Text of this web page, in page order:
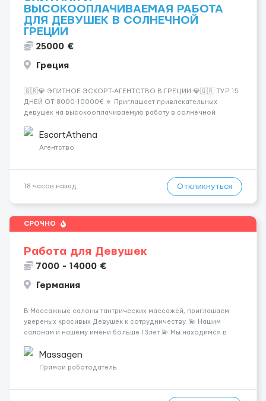
ВЫСОКООПЛАЧИВАЕМАЯ РАБОТА
ДЛЯ ДЕВУШЕК В СОЛНЕЧНОЙ
ГРЕЦИИ
25000 €
Греция
🇬🇷💎 ЭЛИТНОЕ ЭСКОРТ-АГЕНТСТВО В ГРЕЦИИ 💎🇬🇷 ТУР 15
ДНЕЙ ОТ 8000-10000€ 🔹 Приглашает привлекательных
девушек на высокооплачиваемую работу в солнечной
хорошие деньги 💶 — это предложение для тебя! 🔹
Требования: ✔️ Возраст от ...
EscortAthena
Агентство
18 часов назад Откликнуться
СРОЧНО
Работа для Девушек
7000 - 14000 €
Германия
В Массажные салоны тантрических массажей, приглашаем
увереных красивых Девушек к сотрудничеству. 💫 Нашим
салонам и нашему имени больше 13лет 💫 Мы находимся в
заработная плата 💚Мы гарантируем Наличие работы. Поток 💝
incall / Out...
Massagen
Прямой работодатель